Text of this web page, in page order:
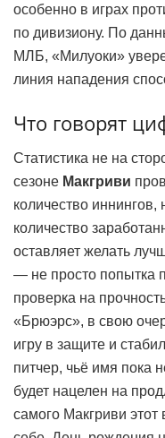
особенно в играх
по дивизиону. По
МЛБ, «Милуоки»
линия нападения
Что говорят
Статистика не на
сезоне Макгриви
количество иннингов,
количество
оставляет желать
— не просто попытка
проверка на
«Брюэрс», в свою
игру в защите и
питчер, чьё имя пока
будет нацелен на
самого Макгриви